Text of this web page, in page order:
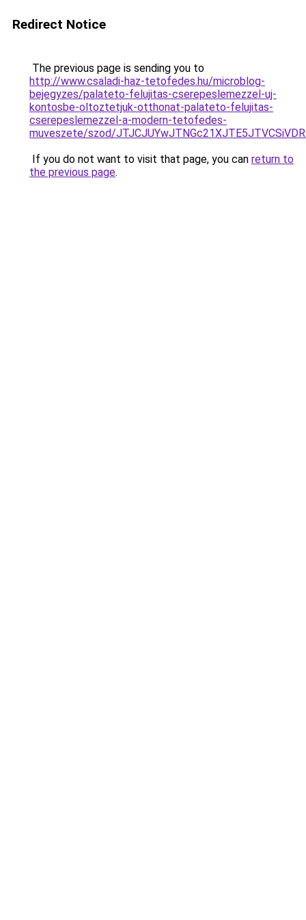
Redirect Notice
The previous page is sending you to
http://www.csaladi-haz-tetofedes.hu/microblog-
bejegyzes/palateto-felujitas-cserepeslemezzel-uj-
kontosbe-oltoztetjuk-otthonat-palateto-felujitas-
cserepeslemezzel-a-modern-tetofedes-
muveszete/szod/
If you do not want to visit that page, you can return to
the previous page.